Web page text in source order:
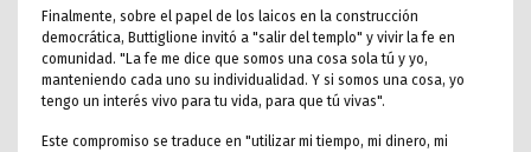
Finalmente, sobre el papel de los laicos en la construcción
democrática, Buttiglione invitó a "salir del templo" y vivir la fe en
comunidad. "La fe me dice que somos una cosa sola tú y yo,
manteniendo cada uno su individualidad. Y si somos una cosa, yo
tengo un interés vivo para tu vida, para que tú vivas".
Este compromiso se traduce en "utilizar mi tiempo, mi dinero, mi